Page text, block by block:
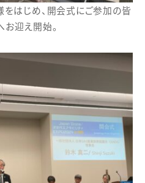
はじめ、開会式にご参加の皆
迎え開始。